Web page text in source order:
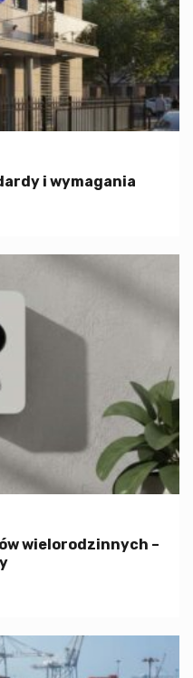
i wymagania
wielorodzinnych –